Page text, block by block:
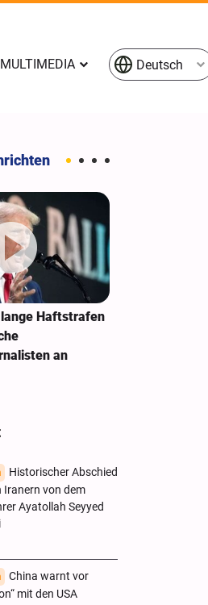
MULTIMEDIA Deutsch
Haftstrafen
an
Historischer Abschied
Iranern von dem
Ayatollah Seyyed
China warnt vor
mit den USA